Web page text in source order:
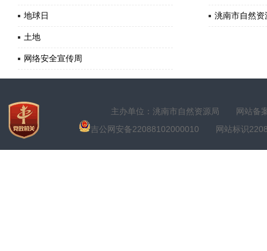
地球日
土地
网络安全宣传周
洮南市自然
主办单位：洮南市自然资源局
网站备
吉公网安备22088102000010 网站标识